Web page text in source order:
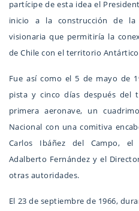
partícipe de esta idea el
inicio a la construcción de la
visionaria que permitiría la
de Chile con el territorio
Fue así como el 5 de mayo de
pista y cinco días después del
primera aeronave, un
Nacional con una comitiva
Carlos Ibáñez del Campo,
Adalberto Fernández y el
otras autoridades.
El 23 de septiembre de 1966,